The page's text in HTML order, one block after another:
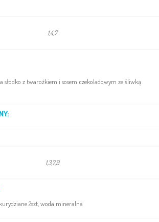
1,4,7
słodko z twarożkiem i sosem czekoladowym ze śliwką
1,3,7,9
2szt, woda mineralna